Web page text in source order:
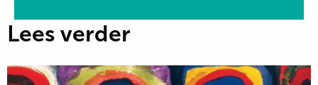
Lees verder